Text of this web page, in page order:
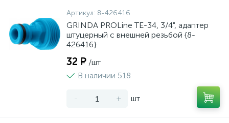
Артикул: 8-426416
GRINDA PROLine TE-34, 3/4", адаптер
штуцерный с внешней резьбой {8-
426416}
32 ₽ /шт
В наличии 518
- + шт